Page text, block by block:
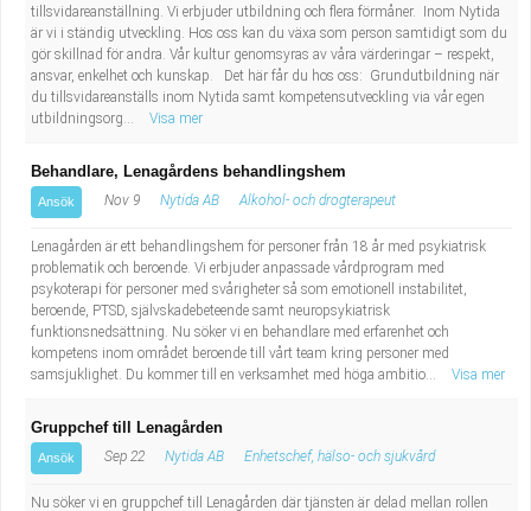
tillsvidareanställning. Vi erbjuder utbildning och flera förmåner. Inom Nytida
är vi i ständig utveckling. Hos oss kan du växa som person samtidigt som du
gör skillnad för andra. Vår kultur genomsyras av våra värderingar – respekt,
ansvar, enkelhet och kunskap. Det här får du hos oss: Grundutbildning när
du tillsvidareanställs inom Nytida samt kompetensutveckling via vår egen
utbildningsorg...
Visa mer
Behandlare, Lenagårdens behandlingshem
Ansök Nov 9 Nytida AB Alkohol- och drogterapeut
Lenagården är ett behandlingshem för personer från 18 år med psykiatrisk
problematik och beroende. Vi erbjuder anpassade vårdprogram med
psykoterapi för personer med svårigheter så som emotionell instabilitet,
beroende, PTSD, självskadebeteende samt neuropsykiatrisk
funktionsnedsättning. Nu söker vi en behandlare med erfarenhet och
kompetens inom området beroende till vårt team kring personer med
samsjuklighet. Du kommer till en verksamhet med höga ambitio...
Visa mer
Gruppchef till Lenagården
Ansök Sep 22 Nytida AB Enhetschef, hälso- och sjukvård
Nu söker vi en gruppchef till Lenagården där tjänsten är delad mellan rollen